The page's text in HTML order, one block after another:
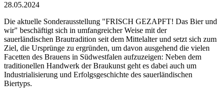
28.05.2024
Die aktuelle Sonderausstellung "FRISCH GEZAPFT! Das Bier und
wir" beschäftigt sich in umfangreicher Weise mit der
sauerländischen Brautradition seit dem Mittelalter und setzt sich zum
Ziel, die Ursprünge zu ergründen, um davon ausgehend die vielen
Facetten des Brauens in Südwestfalen aufzuzeigen: Neben dem
traditionellen Handwerk der Braukunst geht es dabei auch um
Industrialisierung und Erfolgsgeschichte des sauerländischen
Biertyps.